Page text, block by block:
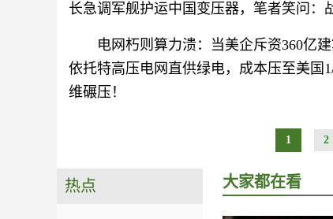
长急调军舰护运中国变压器，笔者笑问：
电网朽则算力溃：当美企斥资360亿
依托特高压电网直供绿电，成本压至美国
维碾压！
1 2
热点 大家都在看